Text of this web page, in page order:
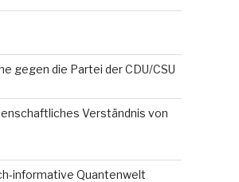
gegen die Partei der CDU/CSU
Verständnis von
informative Quantenwelt